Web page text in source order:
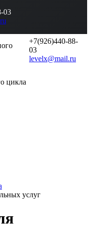
03
+7(926)440-88-
03
levelx@mail.ru
цикла
услуг